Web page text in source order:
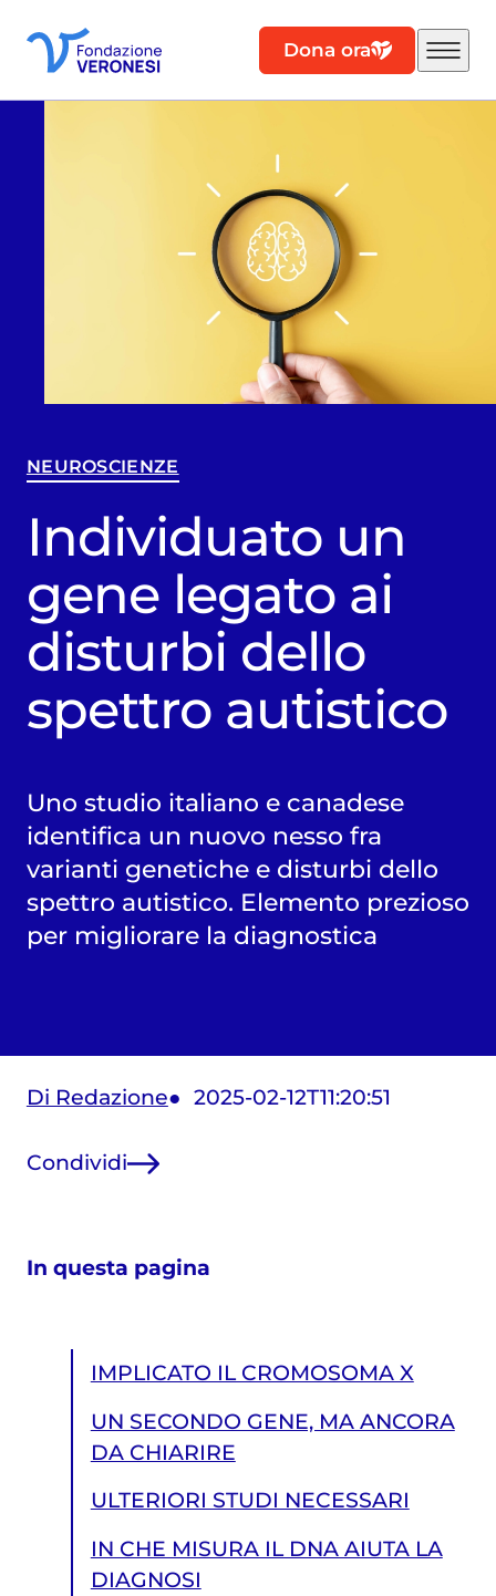
Dona ora
NEUROSCIENZE
Individuato un
gene legato ai
disturbi dello
spettro autistico
Uno studio italiano e canadese
identifica un nuovo nesso fra
varianti genetiche e disturbi dello
spettro autistico. Elemento prezioso
per migliorare la diagnostica
Di Redazione 2025-02-12T11:20:51
Condividi
In questa pagina
IMPLICATO IL CROMOSOMA X
UN SECONDO GENE, MA ANCORA
DA CHIARIRE
ULTERIORI STUDI NECESSARI
IN CHE MISURA IL DNA AIUTA LA
DIAGNOSI